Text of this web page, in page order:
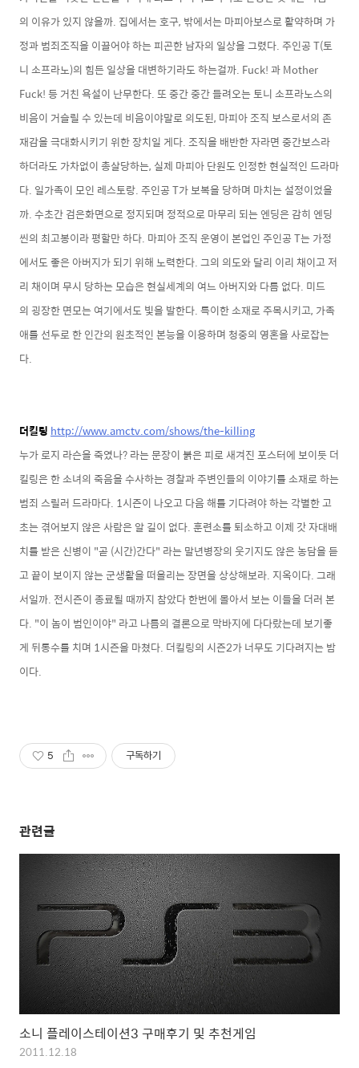
의 이유가 있지 않을까. 집에서는 호구, 밖에서는 마피아보스로 활약하며 가
정과 범죄조직을 이끌어야 하는 피곤한 남자의 일상을 그렸다. 주인공 T(토
니 소프라노)의 힘든 일상을 대변하기라도 하는걸까. Fuck! 과 Mother
Fuck! 등 거친 욕설이 난무한다. 또 중간 중간 들려오는 토니 소프라노스의
비음이 거슬릴 수 있는데 비음이야말로 의도된, 마피아 조직 보스로서의 존
재감을 극대화시키기 위한 장치일 게다. 조직을 배반한 자라면 중간보스라
하더라도 가차없이 총살당하는, 실제 마피아 단원도 인정한 현실적인 드라마
다. 일가족이 모인 레스토랑. 주인공 T가 보복을 당하며 마치는 설정이었을
까. 수초간 검은화면으로 정지되며 정적으로 마무리 되는 엔딩은 감히 엔딩
씬의 최고봉이라 평할만 하다. 마피아 조직 운영이 본업인 주인공 T는 가정
에서도 좋은 아버지가 되기 위해 노력한다. 그의 의도와 달리 이리 채이고 저
리 채이며 무시 당하는 모습은 현실세계의 여느 아버지와 다름 없다. 미드
의 굉장한 면모는 여기에서도 빛을 발한다. 특이한 소재로 주목시키고, 가족
애를 선두로 한 인간의 원초적인 본능을 이용하며 청중의 영혼을 사로잡는
다.
더킬링 http://www.amctv.com/shows/the-killing
누가 로지 라슨을 죽였나? 라는 문장이 붉은 피로 새겨진 포스터에 보이듯 더
킬링은 한 소녀의 죽음을 수사하는 경찰과 주변인들의 이야기를 소재로 하는
범죄 스릴러 드라마다. 1시즌이 나오고 다음 해를 기다려야 하는 각별한 고
초는 겪어보지 않은 사람은 알 길이 없다. 훈련소를 퇴소하고 이제 갓 자대배
치를 받은 신병이 "곧 (시간)간다" 라는 말년병장의 웃기지도 않은 농담을 듣
고 끝이 보이지 않는 군생활을 떠올리는 장면을 상상해보라. 지옥이다. 그래
서일까. 전시즌이 종료될 때까지 참았다 한번에 몰아서 보는 이들을 더러 본
다. "이 놈이 범인이야" 라고 나름의 결론으로 막바지에 다다랐는데 보기좋
게 뒤통수를 치며 1시즌을 마쳤다. 더킬링의 시즌2가 너무도 기다려지는 밤
이다.
5 구독하기
관련글
소니 플레이스테이션3 구매후기 및 추천게임
2011.12.18